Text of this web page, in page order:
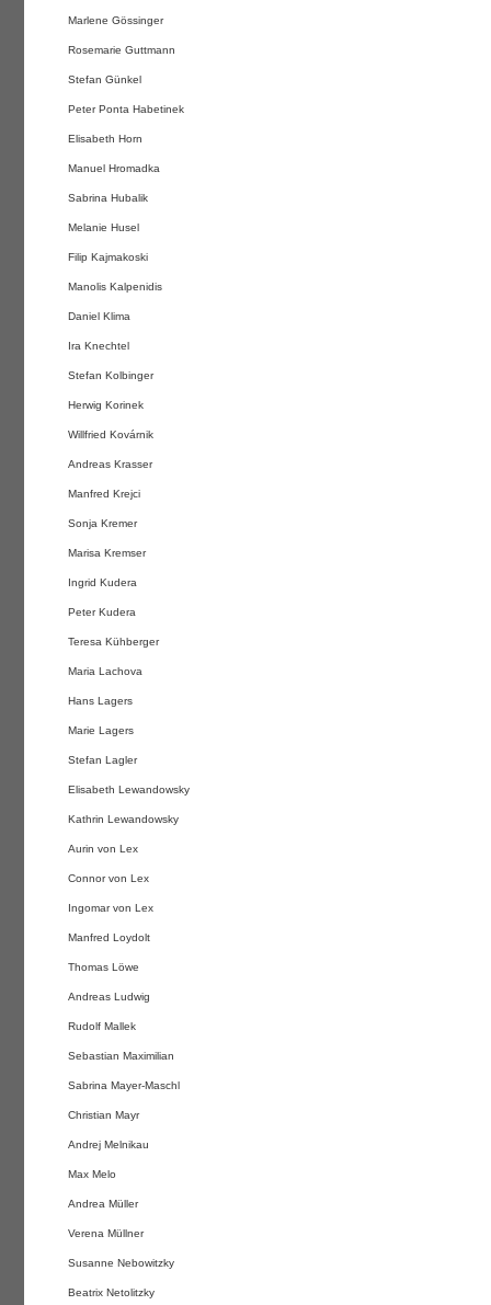
Marlene Gössinger
Rosemarie Guttmann
Stefan Günkel
Peter Ponta Habetinek
Elisabeth Horn
Manuel Hromadka
Sabrina Hubalik
Melanie Husel
Filip Kajmakoski
Manolis Kalpenidis
Daniel Klima
Ira Knechtel
Stefan Kolbinger
Herwig Korinek
Willfried Kovárnik
Andreas Krasser
Manfred Krejci
Sonja Kremer
Marisa Kremser
Ingrid Kudera
Peter Kudera
Teresa Kühberger
Maria Lachova
Hans Lagers
Marie Lagers
Stefan Lagler
Elisabeth Lewandowsky
Kathrin Lewandowsky
Aurin von Lex
Connor von Lex
Ingomar von Lex
Manfred Loydolt
Thomas Löwe
Andreas Ludwig
Rudolf Mallek
Sebastian Maximilian
Sabrina Mayer-Maschl
Christian Mayr
Andrej Melnikau
Max Melo
Andrea Müller
Verena Müllner
Susanne Nebowitzky
Beatrix Netolitzky